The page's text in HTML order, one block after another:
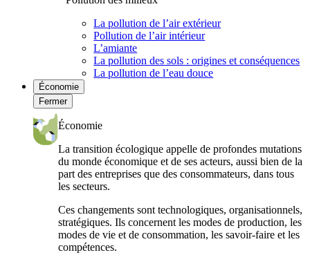
La pollution de l’air extérieur
Pollution de l’air intérieur
L’amiante
La pollution des sols : origines et conséquences
La pollution de l’eau douce
Économie
Fermer
Économie
La transition écologique appelle de profondes mutations
du monde économique et de ses acteurs, aussi bien de la
part des entreprises que des consommateurs, dans tous
les secteurs.
Ces changements sont technologiques, organisationnels,
stratégiques. Ils concernent les modes de production, les
modes de vie et de consommation, les savoir-faire et les
compétences.